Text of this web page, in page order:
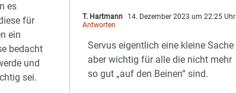
es
für
ein
bedacht
und
sei.
T. Hartmann 14. Dezember 2023 um 22:25 Uhr
Antworten
Servus eigentlich eine kleine Sache
aber wichtig für alle die nicht mehr
so gut „auf den Beinen“ sind.